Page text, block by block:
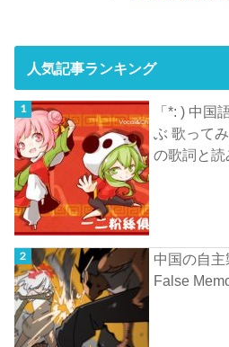
人気記事ランキング
「*: ) 中国
ぶ 歌って
の歌詞と読
中国の自
False